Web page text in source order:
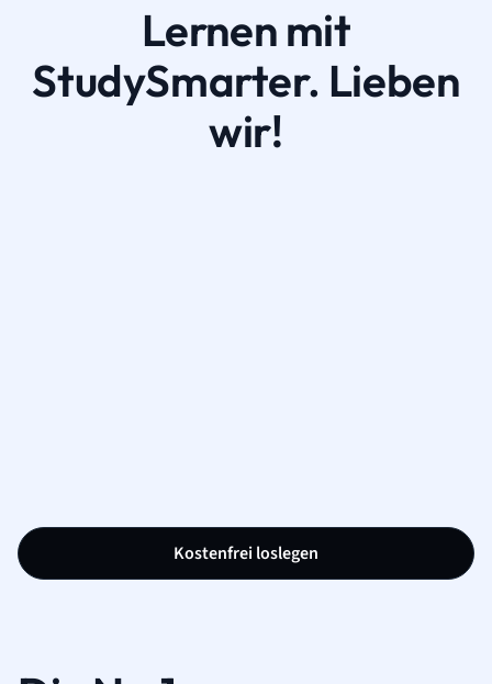
Lernen mit
StudySmarter. Lieben
wir!
Kostenfrei loslegen